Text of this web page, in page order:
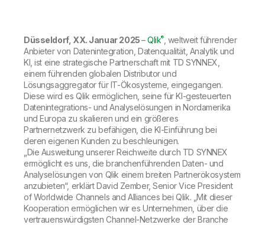
Talend
Düsseldorf, XX. Januar 2025–Qlik®, weltweit führender
Anbieter von Datenintegration, Datenqualität, Analytik und
KI, ist eine strategische Partnerschaft mit TD SYNNEX,
einem führenden globalen Distributor und
Lösungsaggregator für IT-Ökosysteme, eingegangen.
Diese wird es Qlik ermöglichen, seine für KI-gesteuerten
Datenintegrations- und Analyselösungen in Nordamerika
und Europa zu skalieren und ein größeres
Partnernetzwerk zu befähigen, die KI-Einführung bei
deren eigenen Kunden zu beschleunigen.
„Die Ausweitung unserer Reichweite durch TD SYNNEX
ermöglicht es uns, die branchenführenden Daten- und
Analyselösungen von Qlik einem breiten Partnerökosystem
anzubieten“, erklärt David Zember, Senior Vice President
of Worldwide Channels and Alliances bei Qlik. „Mit dieser
Kooperation ermöglichen wir es Unternehmen, über die
vertrauenswürdigsten Channel-Netzwerke der Branche